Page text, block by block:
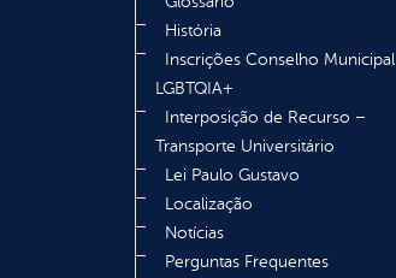
História
Inscrições Conselho Municipal
LGBTQIA+
Interposição de Recurso –
Transporte Universitário
Lei Paulo Gustavo
Localização
Notícias
Perguntas Frequentes